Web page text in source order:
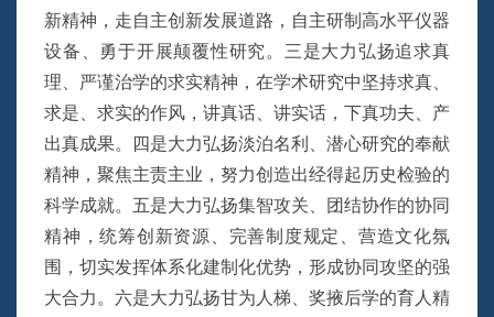
新精神，走自主创新发展道路，自主研制高水平仪器
设备、勇于开展颠覆性研究。三是大力弘扬追求真
理、严谨治学的求实精神，在学术研究中坚持求真、
求是、求实的作风，讲真话、讲实话，下真功夫、产
出真成果。四是大力弘扬淡泊名利、潜心研究的奉献
精神，聚焦主责主业，努力创造出经得起历史检验的
科学成就。五是大力弘扬集智攻关、团结协作的协同
精神，统筹创新资源、完善制度规定、营造文化氛
围，切实发挥体系化建制化优势，形成协同攻坚的强
大合力。六是大力弘扬甘为人梯、奖掖后学的育人精